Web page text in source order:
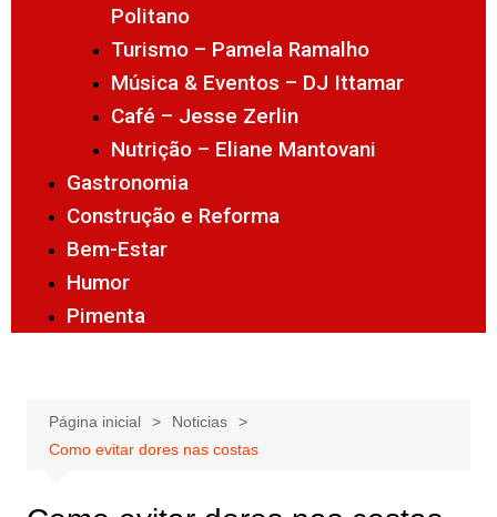
Politano
Turismo – Pamela Ramalho
Música & Eventos – DJ Ittamar
Café – Jesse Zerlin
Nutrição – Eliane Mantovani
Gastronomia
Construção e Reforma
Bem-Estar
Humor
Pimenta
Página inicial
Noticias
Como evitar dores nas costas